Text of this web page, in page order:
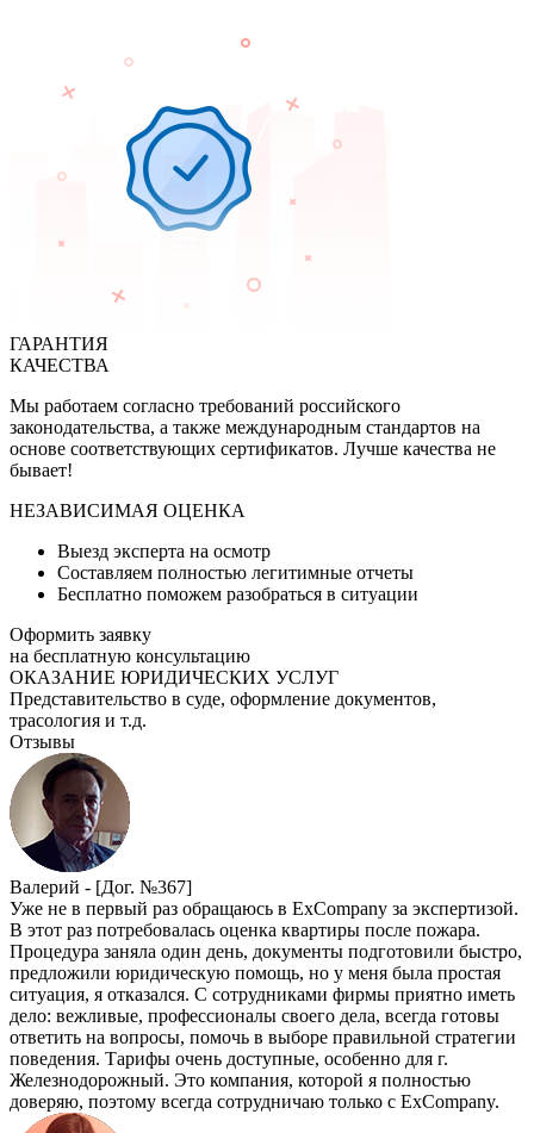
ГАРАНТИЯ
КАЧЕСТВА
Мы работаем согласно требований российского
законодательства, а также международным стандартов на
основе соответствующих сертификатов. Лучше качества не
бывает!
НЕЗАВИСИМАЯ ОЦЕНКА
Выезд эксперта на осмотр
Составляем полностью легитимные отчеты
Бесплатно поможем разобраться в ситуации
Оформить заявку
на бесплатную консультацию
ОКАЗАНИЕ ЮРИДИЧЕСКИХ УСЛУГ
Представительство в суде, оформление документов,
трасология и т.д.
Отзывы
Валерий - [Дог. №367]
Уже не в первый раз обращаюсь в ExCompany за экспертизой.
В этот раз потребовалась оценка квартиры после пожара.
Процедура заняла один день, документы подготовили быстро,
предложили юридическую помощь, но у меня была простая
ситуация, я отказался. С сотрудниками фирмы приятно иметь
дело: вежливые, профессионалы своего дела, всегда готовы
ответить на вопросы, помочь в выборе правильной стратегии
поведения. Тарифы очень доступные, особенно для г.
Железнодорожный. Это компания, которой я полностью
доверяю, поэтому всегда сотрудничаю только с ExCompany.